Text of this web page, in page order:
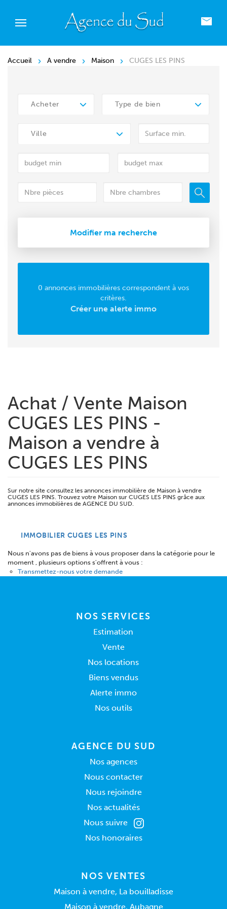
Accueil A vendre Maison CUGES LES PINS
Acheter Type de bien
Ville
Modifier ma recherche
0 annonces immobilières correspondent à vos
critères.
Créer une alerte immo
Achat / Vente Maison
CUGES LES PINS -
Maison a vendre à
CUGES LES PINS
Sur notre site consultez les annonces immobilière de Maison à vendre
CUGES LES PINS. Trouvez votre Maison sur CUGES LES PINS grâce aux
annonces immobilières de AGENCE DU SUD.
IMMOBILIER CUGES LES PINS
Nous n'avons pas de biens à vous proposer dans la catégorie pour le
moment , plusieurs options s'offrent à vous :
Transmettez-nous votre demande
NOS SERVICES
Estimation
Vente
Nos locations
Biens vendus
Alerte immo
Nos outils
AGENCE DU SUD
Nos agences
Nous contacter
Nous rejoindre
Nos actualités
Nous suivre
Nos honoraires
NOS VENTES
Maison à vendre, La bouilladisse
Maison à vendre, Aubagne